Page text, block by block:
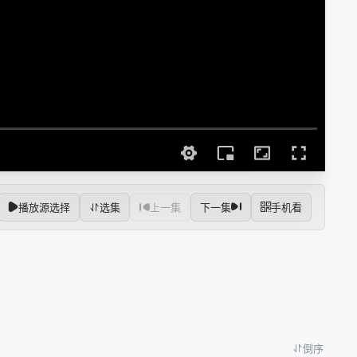
播放源选择 选集 上一集 下一集 手机看
倒序